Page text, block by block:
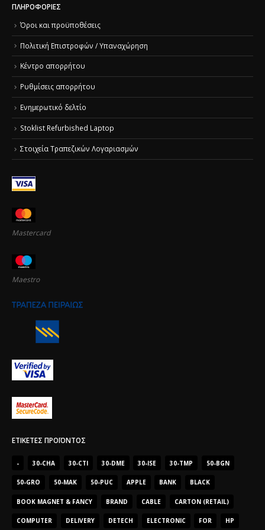
ΠΛΗΡΟΦΟΡΊΕΣ
Όροι και προϋποθέσεις
Πολιτική Επιστροφών / Υπαναχώρηση
Κέντρο απορρήτου
Ρυθμίσεις απορρήτου
Ενημερωτικό δελτίο
Stoklist Refurbished Laptop
Στοιχεία Τραπεζικών Λογαριασμών
Mastercard
Maestro
ΕΤΙΚΈΤΕΣ ΠΡΟΪΌΝΤΟΣ
- 30-CHA 30-CTI 30-DME 30-ISE 30-TMP 50-BGN
50-GRO 50-MAK 50-PUC APPLE BANK BLACK
BOOK MAGNET & FANCY BRAND CABLE CARTON (RETAIL)
COMPUTER DELIVERY DETECH ELECTRONIC FOR HP